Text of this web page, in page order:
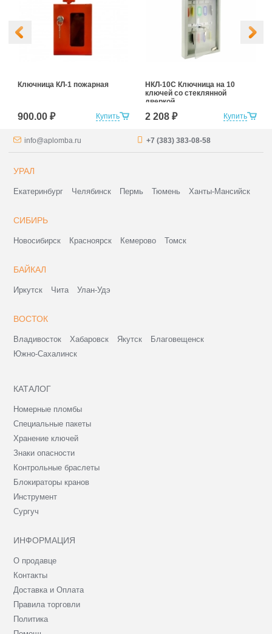
Купить
Ключница КЛ-1 пожарная
900.00 ₽ Купить
НКЛ-10С Ключница на 10
ключей со стеклянной
дверкой
2 208 ₽
info@aplomba.ru +7 (383) 383-08-58
УРАЛ
Екатеринбург Челябинск Пермь Тюмень Ханты-Мансийск
СИБИРЬ
Новосибирск Красноярск Кемерово Томск
БАЙКАЛ
Иркутск Чита Улан-Удэ
ВОСТОК
Владивосток Хабаровск Якутск
Благовещенск
Южно-Сахалинск
КАТАЛОГ
Номерные пломбы
Специальные пакеты
Хранение ключей
Знаки опасности
Контрольные браслеты
Блокираторы кранов
Инструмент
Сургуч
ИНФОРМАЦИЯ
О продавце
Контакты
Доставка и Оплата
Правила торговли
Политика